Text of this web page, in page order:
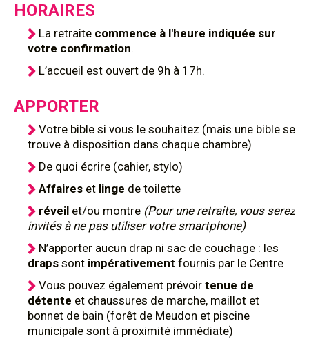
HORAIRES
La retraite commence à l'heure indiquée sur
votre confirmation.
L’accueil est ouvert de 9h à 17h.
APPORTER
Votre bible si vous le souhaitez (mais une bible se
trouve à disposition dans chaque chambre)
De quoi écrire (cahier, stylo)
Affaires et linge de toilette
réveil et/ou montre (Pour une retraite, vous serez
invités à ne pas utiliser votre smartphone)
N’apporter aucun drap ni sac de couchage : les
draps sont impérativement fournis par le Centre
Vous pouvez également prévoir tenue de
détente et chaussures de marche, maillot et
bonnet de bain (forêt de Meudon et piscine
municipale sont à proximité immédiate)